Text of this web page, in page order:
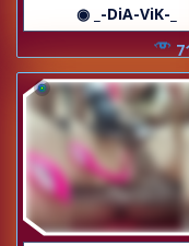
◉ _-DiA-ViK-_